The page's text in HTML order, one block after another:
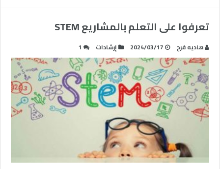
تعرفوا على التعلم بالمشاريع STEM
هاديه فرح 2024/03/17 إرشادات 1